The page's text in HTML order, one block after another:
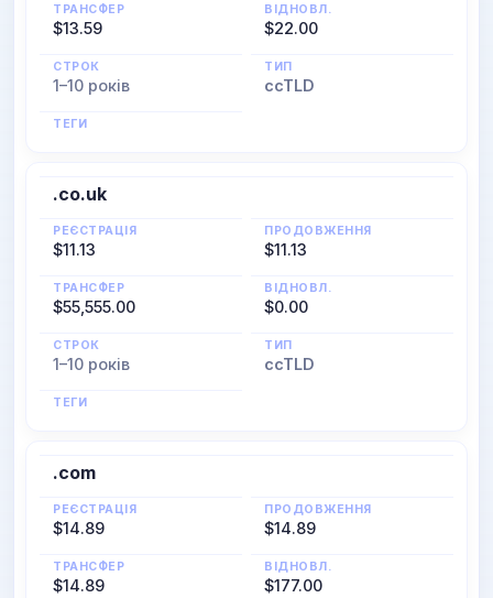
ТРАНСФЕР
$13.59
ВІДНОВЛ.
$22.00
СТРОК
1–10 років
ТИП
ccTLD
ТЕГИ
.co.uk
РЕЄСТРАЦІЯ
$11.13
ПРОДОВЖЕННЯ
$11.13
ТРАНСФЕР
$55,555.00
ВІДНОВЛ.
$0.00
СТРОК
1–10 років
ТИП
ccTLD
ТЕГИ
.com
РЕЄСТРАЦІЯ
$14.89
ПРОДОВЖЕННЯ
$14.89
ТРАНСФЕР
$14.89
ВІДНОВЛ.
$177.00